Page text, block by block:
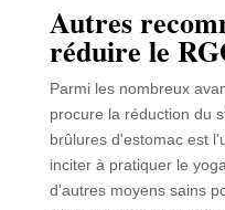
Autres
réduire le
Parmi les nombreux
procure la réduction du
brûlures d'estomac est
inciter à pratiquer le
d'autres moyens sains